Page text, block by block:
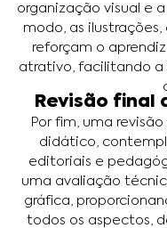
organização visual e
modo, as
reforçam o
atrativo, facilitando a
Revisão
Por fim, uma
didático,
editoriais e
uma avaliação
gráfica,
todos os aspectos,